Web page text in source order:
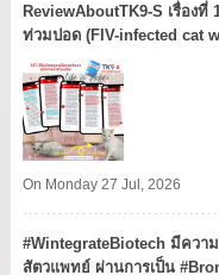
ReviewAboutTK9-S เรื่อง
ท่วมปอด (FIV-infected cat
On Monday 27 Jul, 2026
#WintegrateBiotech มีคว
สัตวแพทย์ ผ่านการเป็น